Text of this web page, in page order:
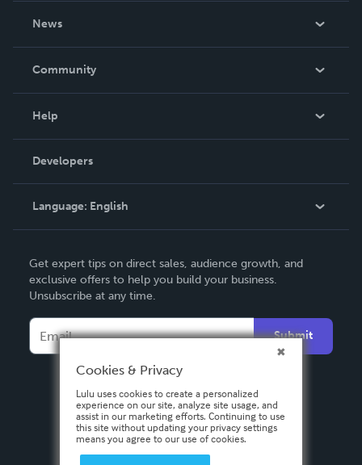
News
In The News
Community
Podcast
Help
Order Lookup
Knowledge Base
Contact Support
Developers
Language: English
Deutsch
Français
Español
Get expert tips on direct sales, audience growth, and
exclusive offers to help you build your business.
Unsubscribe at any time.
Submit
Cookies & Privacy
Lulu uses cookies to create a personalized
experience on our site, analyze site usage, and
assist in our marketing efforts. Continuing to use
this site without updating your privacy settings
means you agree to our use of cookies.